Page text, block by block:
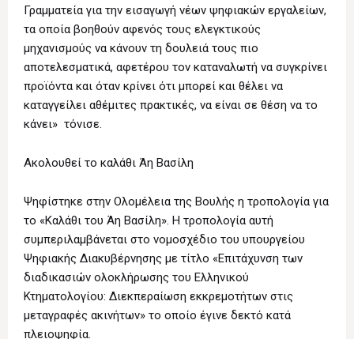
Γραμματεία για την εισαγωγή νέων ψηφιακών εργαλείων,
τα οποία βοηθούν αφενός τους ελεγκτικούς
μηχανισμούς να κάνουν τη δουλειά τους πιο
αποτελεσματικά, αφετέρου τον καταναλωτή να συγκρίνει
προϊόντα και όταν κρίνει ότι μπορεί και θέλει να
καταγγείλει αθέμιτες πρακτικές, να είναι σε θέση να το
κάνει» τόνισε.
Ακολουθεί το καλάθι Άη Βασίλη
Ψηφίστηκε στην Ολομέλεια της Βουλής η τροπολογία για
το «Καλάθι του Άη Βασίλη». Η τροπολογία αυτή
συμπεριλαμβάνεται στο νομοσχέδιο του υπουργείου
Ψηφιακής Διακυβέρνησης με τίτλο «Επιτάχυνση των
διαδικασιών ολοκλήρωσης του Ελληνικού
Κτηματολογίου: Διεκπεραίωση εκκρεμοτήτων στις
μεταγραφές ακινήτων» το οποίο έγινε δεκτό κατά
πλειοψηφία.